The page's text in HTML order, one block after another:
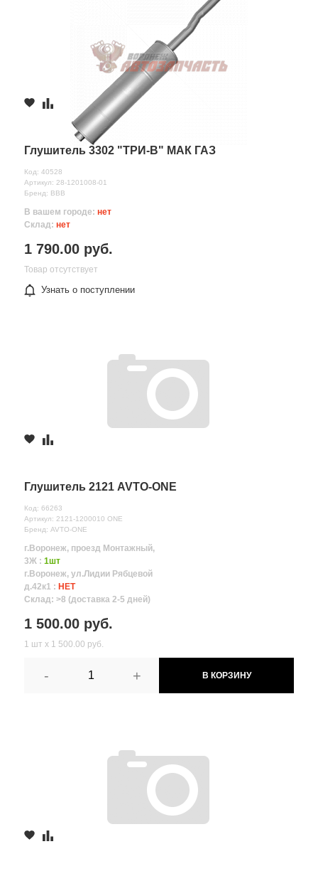
Глушитель 3302 "ТРИ-В" МАК ГАЗ
Код: 40528
Артикул: 28-1201008-01
Бренд: ВВВ
В вашем городе: нет
Склад: нет
1 790.00 руб.
Товар отсутствует
Узнать о поступлении
Глушитель 2121 AVTO-ONE
Код: 66263
Артикул: 2121-1200010 ONE
Бренд: AVTO-ONE
г.Воронеж, проезд Монтажный,
3Ж : 1шт
г.Воронеж, ул.Лидии Рябцевой
д.42к1 : НЕТ
Склад: >8 (доставка 2-5 дней)
1 500.00 руб.
1 шт х 1 500.00 руб.
- + В КОРЗИНУ